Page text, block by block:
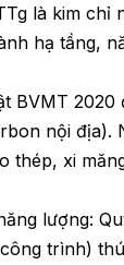
là kim chỉ
hạ tầng,
BVMT
nội địa).
thép, xi
lượng:
trình)